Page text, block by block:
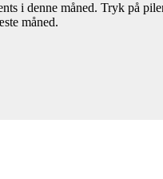
i denne måned. Tryk på
måned.